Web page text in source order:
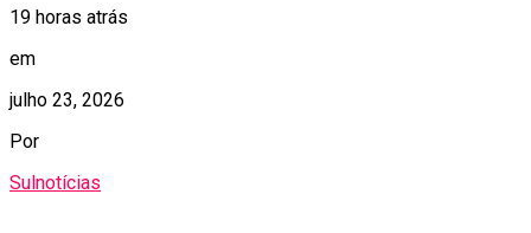
19 horas atrás
em
julho 23, 2026
Por
Sulnotícias